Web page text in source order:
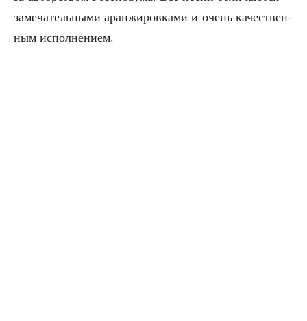
заме­ча­тель­ны­ми аран­жи­ров­ка­ми и очень каче­ствен­
ным исполнением.